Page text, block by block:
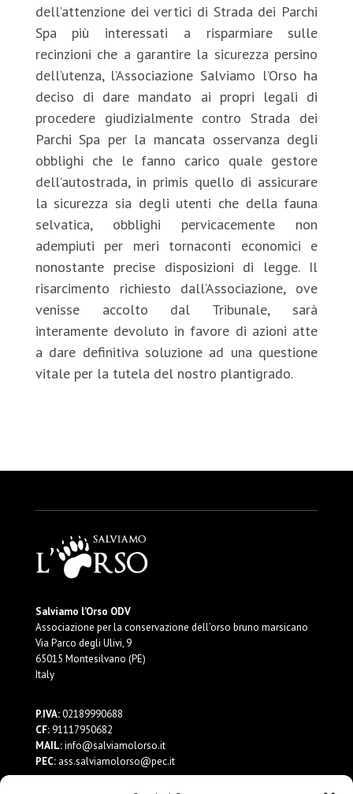
dell’attenzione dei vertici di Strada dei Parchi
Spa più interessati a risparmiare sulle
recinzioni che a garantire la sicurezza persino
dell’utenza, l’Associazione Salviamo l’Orso ha
deciso di dare mandato ai propri legali di
procedere giudizialmente contro Strada dei
Parchi Spa per la mancata osservanza degli
obblighi che le fanno carico quale gestore
dell’autostrada, in primis quello di assicurare
la sicurezza sia degli utenti che della fauna
selvatica, obblighi pervicacemente non
adempiuti per meri tornaconti economici e
nonostante precise disposizioni di legge. Il
risarcimento richiesto dall’Associazione, ove
venisse accolto dal Tribunale, sarà
interamente devoluto in favore di azioni atte
a dare definitiva soluzione ad una questione
vitale per la tutela del nostro plantigrado.
Salviamo l’Orso ODV
Associazione per la conservazione dell’orso bruno marsicano
Via Parco degli Ulivi, 9
65015 Montesilvano (PE)
Italy
P.IVA:02189990688
CF:91117950682
MAIL:info@salviamolorso.it
PEC:ass.salviamolorso@pec.it